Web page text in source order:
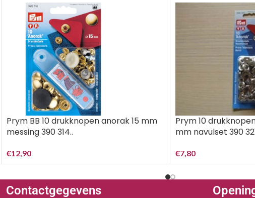
Prym BB 10 drukknopen anorak 15 mm
messing 390 314..
€12,90
Prym 10
mm navulset 390
€7,80
Contactgegevens